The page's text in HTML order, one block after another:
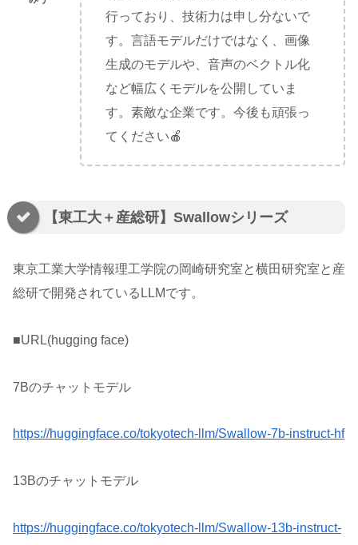
行っており、技術力は申し分ないで
す。言語モデルだけではなく、画像
生成のモデルや、音声のベクトル化
など幅広くモデルを公開していま
す。素敵な企業です。今後も頑張っ
てください🍎
【東工大＋産総研】Swallowシリーズ
東京工業大学情報理工学院の岡崎研究室と横田研究室と産
総研で開発されているLLMです。
■URL(hugging face)
7Bのチャットモデル
https://huggingface.co/tokyotech-llm/Swallow-7b-instruct-hf
13Bのチャットモデル
https://huggingface.co/tokyotech-llm/Swallow-13b-instruct-